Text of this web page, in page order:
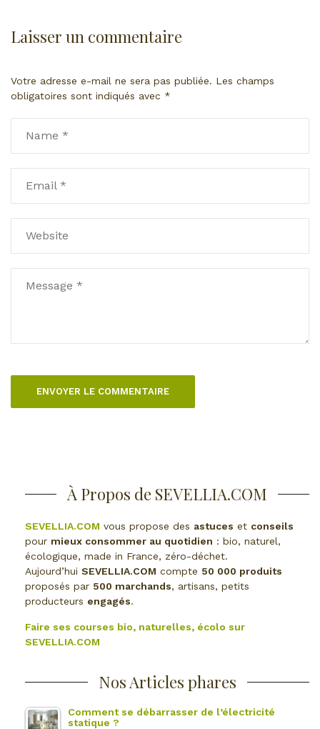
Laisser un commentaire
Votre adresse e-mail ne sera pas publiée. Les champs
obligatoires sont indiqués avec *
À Propos de SEVELLIA.COM
SEVELLIA.COM vous propose des astuces et conseils
pour mieux consommer au quotidien : bio, naturel,
écologique, made in France, zéro-déchet.
Aujourd’hui SEVELLIA.COM compte 50 000 produits
proposés par 500 marchands, artisans, petits
producteurs engagés.
Faire ses courses bio, naturelles, écolo sur
SEVELLIA.COM
Nos Articles phares
Comment se débarrasser de l’électricité
statique ?